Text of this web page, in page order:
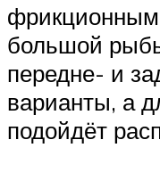
большой
передне- и
варианты, а
подойдёт